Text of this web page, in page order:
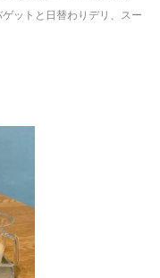
ットと日替わりデリ、スー